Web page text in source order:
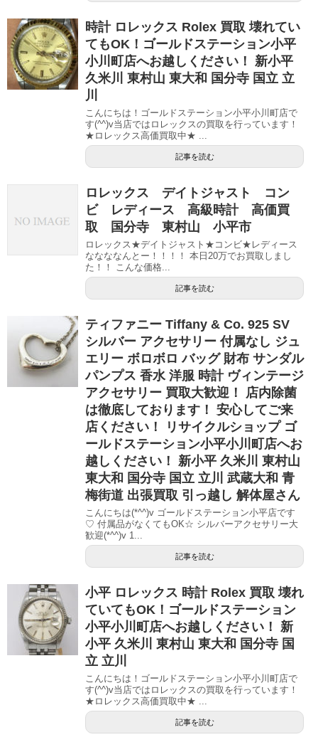
時計 ロレックス Rolex 買取 壊れてい
てもOK！ゴールドステーション小平
小川町店へお越しください！ 新小平
久米川 東村山 東大和 国分寺 国立 立
川
こんにちは！ゴールドステーション小平小川町店で
す(^^)v当店ではロレックスの買取を行っています！
★ロレックス高価買取中★ ...
記事を読む
ロレックス デイトジャスト コン
ビ レディース 高級時計 高価買
取 国分寺 東村山 小平市
ロレックス★デイトジャスト★コンビ★レディース
ななななんとー！！！！ 本日20万でお買取しまし
た！！ こんな価格...
記事を読む
ティファニー Tiffany & Co. 925 SV
シルバー アクセサリー 付属なし ジュ
エリー ボロボロ バッグ 財布 サンダル
パンプス 香水 洋服 時計 ヴィンテージ
アクセサリー 買取大歓迎！ 店内除菌
は徹底しております！ 安心してご来
店ください！ リサイクルショップ ゴ
ールドステーション小平小川町店へお
越しください！ 新小平 久米川 東村山
東大和 国分寺 国立 立川 武蔵大和 青
梅街道 出張買取 引っ越し 解体屋さん
こんにちは(*^^)v ゴールドステーション小平店です
♡ 付属品がなくてもOK☆ シルバーアクセサリー大
歓迎(*^^)v 1...
記事を読む
小平 ロレックス 時計 Rolex 買取 壊れ
ていてもOK！ゴールドステーション
小平小川町店へお越しください！ 新
小平 久米川 東村山 東大和 国分寺 国
立 立川
こんにちは！ゴールドステーション小平小川町店で
す(^^)v当店ではロレックスの買取を行っています！
★ロレックス高価買取中★ ...
記事を読む